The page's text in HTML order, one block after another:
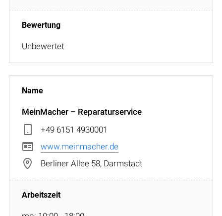
Unbewertet
MeinMacher – Reparaturservice
+49 6151 4930001
www.meinmacher.de
Berliner Allee 58, Darmstadt